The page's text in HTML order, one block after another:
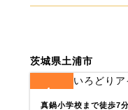
茨城県土浦市
4
真鍋小学校まで徒歩7